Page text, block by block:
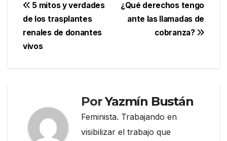
Navegación
de
entradas
¿Qué derechos tengo
ante las llamadas de
cobranza?
5 mitos y verdades
de los trasplantes
renales de donantes
vivos
PorYazmín Bustán
Feminista. Trabajando en
visibilizar el trabajo que